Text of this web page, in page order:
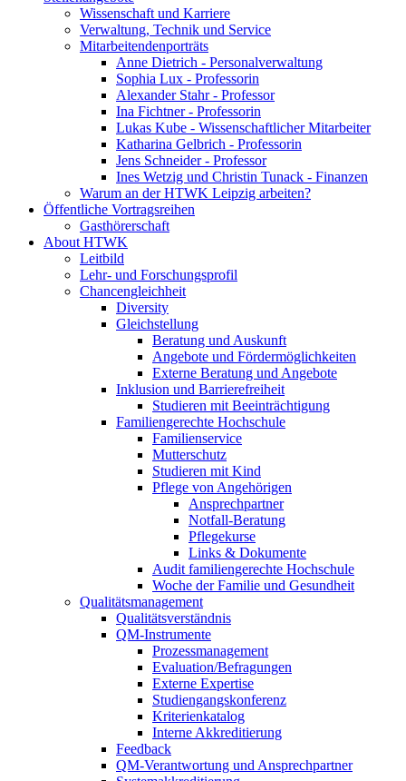
Wissenschaft und Karriere
Verwaltung, Technik und Service
Mitarbeitendenporträts
Anne Dietrich - Personalverwaltung
Sophia Lux - Professorin
Alexander Stahr - Professor
Ina Fichtner - Professorin
Lukas Kube - Wissenschaftlicher Mitarbeiter
Katharina Gelbrich - Professorin
Jens Schneider - Professor
Ines Wetzig und Christin Tunack - Finanzen
Warum an der HTWK Leipzig arbeiten?
Öffentliche Vortragsreihen
Gasthörerschaft
About HTWK
Leitbild
Lehr- und Forschungsprofil
Chancengleichheit
Diversity
Gleichstellung
Beratung und Auskunft
Angebote und Fördermöglichkeiten
Externe Beratung und Angebote
Inklusion und Barrierefreiheit
Studieren mit Beeinträchtigung
Familiengerechte Hochschule
Familienservice
Mutterschutz
Studieren mit Kind
Pflege von Angehörigen
Ansprechpartner
Notfall-Beratung
Pflegekurse
Links & Dokumente
Audit familiengerechte Hochschule
Woche der Familie und Gesundheit
Qualitätsmanagement
Qualitätsverständnis
QM-Instrumente
Prozessmanagement
Evaluation/Befragungen
Externe Expertise
Studiengangskonferenz
Kriterienkatalog
Interne Akkreditierung
Feedback
QM-Verantwortung und Ansprechpartner